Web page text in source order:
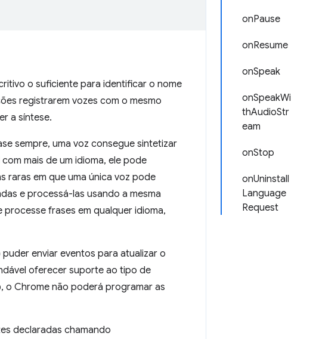
onPause
onResume
onSpeak
onSpeakWi
thAudioStr
eam
onStop
onUninstall
Language
Request
o suficiente para identificar o nome
registrarem vozes com o mesmo
a síntese.
sempre, uma voz consegue sintetizar
mais de um idioma, ele pode
raras em que uma única voz pode
e processá-las usando a mesma
frases em qualquer idioma,
enviar eventos para atualizar o
oferecer suporte ao tipo de
o Chrome não poderá programar as
declaradas chamando